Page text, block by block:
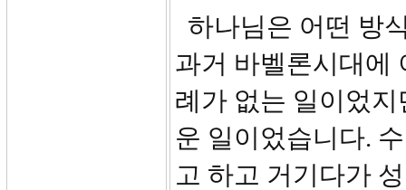
하나님은 어떤 방
과거 바벨론시대에
례가 없는 일이었
운 일이었습니다.
고 하고 거기다가